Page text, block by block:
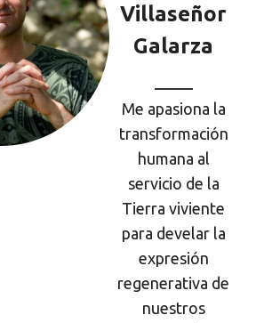
Villaseñor
Galarza
Me apasiona la
transformación
humana al
servicio de la
Tierra viviente
para develar la
expresión
regenerativa de
nuestros